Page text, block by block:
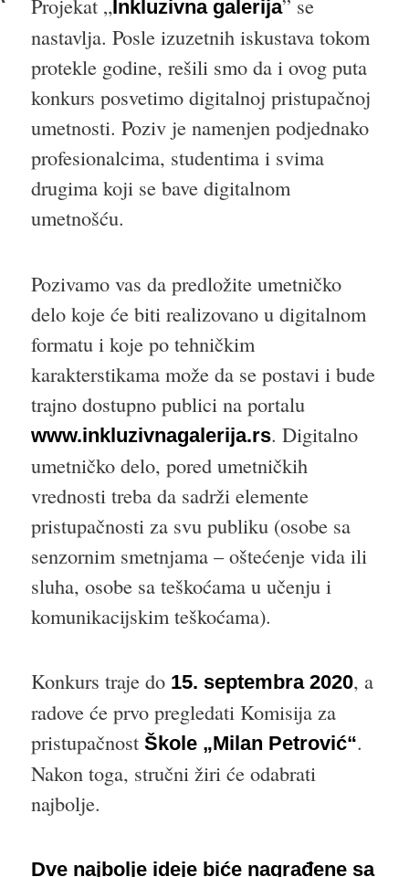
Projekat „Inkluzivna galerija” se
nastavlja. Posle izuzetnih iskustava tokom
protekle godine, rešili smo da i ovog puta
konkurs posvetimo digitalnoj pristupačnoj
umetnosti. Poziv je namenjen podjednako
profesionalcima, studentima i svima
drugima koji se bave digitalnom
umetnošću.
Pozivamo vas da predložite umetničko
delo koje će biti realizovano u digitalnom
formatu i koje po tehničkim
karakterstikama može da se postavi i bude
trajno dostupno publici na portalu
www.inkluzivnagalerija.rs. Digitalno
umetničko delo, pored umetničkih
vrednosti treba da sadrži elemente
pristupačnosti za svu publiku (osobe sa
senzornim smetnjama – oštećenje vida ili
sluha, osobe sa teškoćama u učenju i
komunikacijskim teškoćama).
Konkurs traje do 15. septembra 2020, a
radove će prvo pregledati Komisija za
pristupačnost Škole „Milan Petrović“.
Nakon toga, stručni žiri će odabrati
najbolje.
Dve najbolje ideje biće nagrađene sa